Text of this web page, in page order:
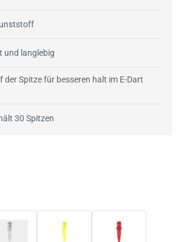
und langlebig
der Spitze für besseren halt im E-Dart
30 Spitzen